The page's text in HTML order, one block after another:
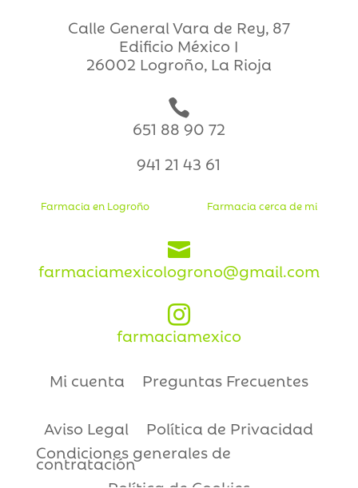
Calle General Vara de Rey, 87
Edificio México I
26002 Logroño, La Rioja

651 88 90 72
941 21 43 61
Farmacia en Logroño Farmacia cerca de mi

farmaciamexicologrono@gmail.com

farmaciamexico
Mi cuenta Preguntas Frecuentes
Aviso Legal
Política de Privacidad
Condiciones generales de
contratación